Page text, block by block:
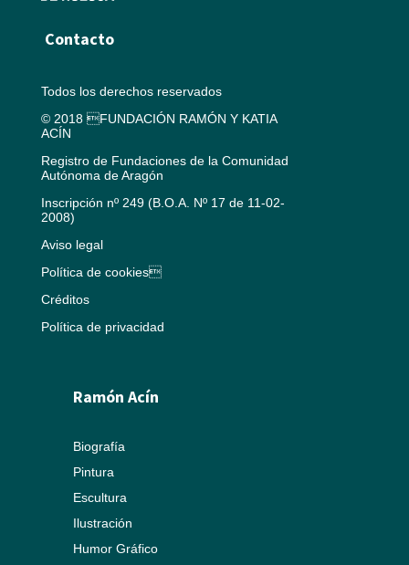
Contacto
Todos los derechos reservados
© 2018 FUNDACIÓN RAMÓN Y KATIA
ACÍN
Registro de Fundaciones de la Comunidad
Autónoma de Aragón
Inscripción nº 249 (B.O.A. Nº 17 de 11-02-
2008)
Aviso legal
Política de cookies
Créditos
Política de privacidad
Ramón Acín
Biografía
Pintura
Escultura
Ilustración
Humor Gráfico